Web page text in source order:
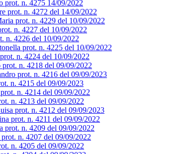
prot. n. 4275 14/09/2022
prot. n. 4272 del 14/09/2022
prot. n. 4229 del 10/09/2022
n. 4227 del 10/09/2022
n. 4226 del 10/09/2022
prot. n. 4225 del 10/09/2022
n. 4224 del 10/09/2022
n. 4218 del 09/09/2022
prot. n. 4216 del 09/09/2023
n. 4215 del 09/09/2023
n. 4214 del 09/09/2022
n. 4213 del 09/09/2022
prot. n. 4212 del 09/09/2023
prot. n. 4211 del 09/09/2022
prot. n. 4209 del 09/09/2022
n. 4207 del 09/09/2022
n. 4205 del 09/09/2022